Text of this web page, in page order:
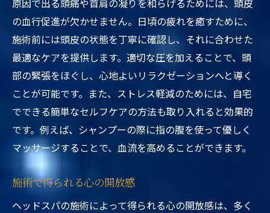
原因で出る頭痛や首肩の凝りを和らげるためには、頭皮
の血行促進が欠かせません。日頃の疲れを癒すために、
施術前には頭皮の状態を丁寧に確認し、それに合わせた
最適なケアを提供します。適切な圧を加えることで、頭
部の緊張をほぐし、心地よいリラクゼーションへと導く
ことが可能です。また、ストレス軽減のためには、自宅
でできる簡単なセルフケアの方法も取り入れると効果的
です。例えば、シャンプーの際に指の腹を使って優しく
マッサージすることで、血流を高めることができます。
施術で得られる心の開放感
ヘッドスパの施術によって得られる心の開放感は、多く